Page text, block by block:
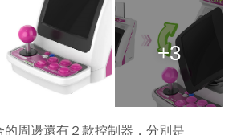
+3
周邊還有２款控制器，分別是